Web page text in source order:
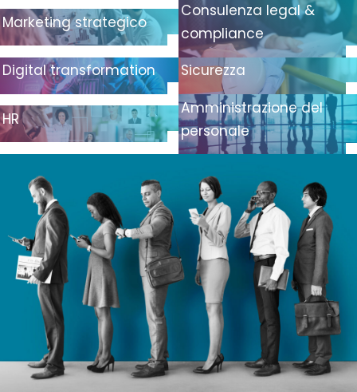
Marketing strategico
Consulenza legal &
compliance
Digital transformation
Sicurezza
HR
Amministrazione del
personale